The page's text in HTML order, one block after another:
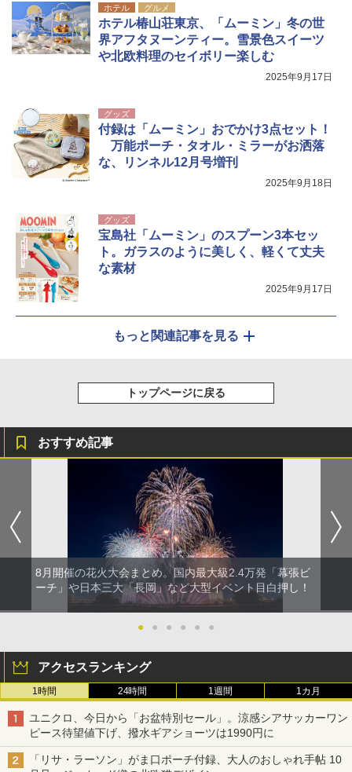
ホテル グルメ
ホテル椿山荘東京、「ムーミン」冬の世
界アフタヌーンティー。雪景色スイーツ
や北欧料理のセイボリー楽しむ
2025年9月17日
グッズ
付録は「ムーミン」おでかけ3点セット！
万能ポーチ・タオル・ミラーがお洒落
な、リンネル12月号増刊
2025年9月18日
グッズ
宝島社「ムーミン」のスプーン3本セッ
ト。ガラスのように美しく、軽くて丈夫
な素材
2025年9月17日
もっと関連記事を見る
トップページに戻る
おすすめ記事
8月開催の花火大会まとめ。国内最大級2.4万発「幕張ビ
ーチ」や日本三大「長岡」など大型イベント目白押し！
● ● ● ● ● ●
アクセスランキング
1時間 24時間 1週間 1カ月
ユニクロ、今日から「お盆特別セール」。涼感シアサッカーワン
ピース待望値下げ、撥水ギアショーツは1990円に
「リサ・ラーソン」がま口ポーチ付録、大人のおしゃれ手帖 10